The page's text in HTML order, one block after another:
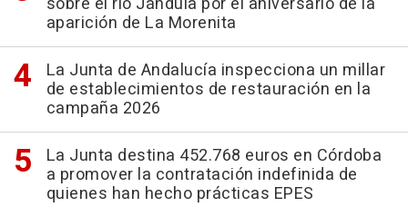
aparición de La Morenita
La Junta de Andalucía inspecciona un millar
de establecimientos de restauración en la
campaña 2026
La Junta destina 452.768 euros en Córdoba
a promover la contratación indefinida de
quienes han hecho prácticas EPES